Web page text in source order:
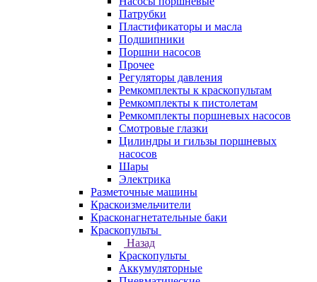
Патрубки
Пластификаторы и масла
Подшипники
Поршни насосов
Прочее
Регуляторы давления
Ремкомплекты к краскопультам
Ремкомплекты к пистолетам
Ремкомплекты поршневых насосов
Смотровые глазки
Цилиндры и гильзы поршневых
насосов
Шары
Электрика
Разметочные машины
Краскоизмельчители
Красконагнетательные баки
Краскопульты
Назад
Краскопульты
Аккумуляторные